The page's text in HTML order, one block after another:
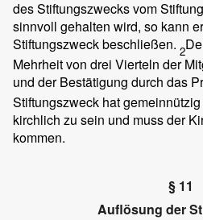
des Stiftungszwecks vom
sinnvoll gehalten wird, so kann
Stiftungszweck beschließen. 2
Mehrheit von drei Vierteln der
und der Bestätigung durch das
Stiftungszweck hat
kirchlich zu sein und muss der
kommen.
§ 11
Auflösung der